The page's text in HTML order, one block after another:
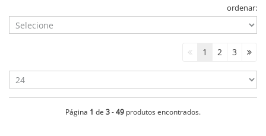
ordenar:
1 2 3
Página 1 de 3-49 produtos encontrados.